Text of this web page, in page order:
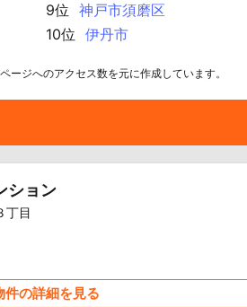
9位
神戸市須磨区
10位
伊丹市
ジへのアクセス数を元に作成しています。
ション
丁目
件の詳細を見る